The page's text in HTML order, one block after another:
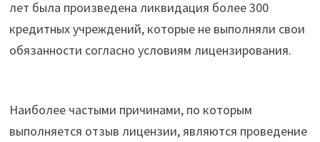
лет была произведена ликвидация более 300
кредитных учреждений, которые не выполняли свои
обязанности согласно условиям лицензирования.
Наиболее частыми причинами, по которым
выполняется отзыв лицензии, являются проведение